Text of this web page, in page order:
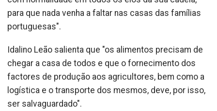
para que nada venha a faltar nas casas das famílias
portuguesas".
Idalino Leão salienta que "os alimentos precisam de
chegar a casa de todos e que o fornecimento dos
factores de produção aos agricultores, bem como a
logística e o transporte dos mesmos, deve, por isso,
ser salvaguardado".